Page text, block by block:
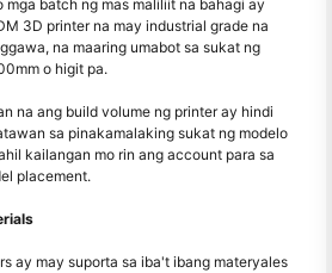
batch ng mas maliliit na bahagi ay
3D printer na may industrial grade na
na maaring umabot sa sukat ng
o higit pa.
na ang build volume ng printer ay hindi
sa pinakamalaking sukat ng modelo
kailangan mo rin ang account para sa
placement.
ay may suporta sa iba't ibang materyales